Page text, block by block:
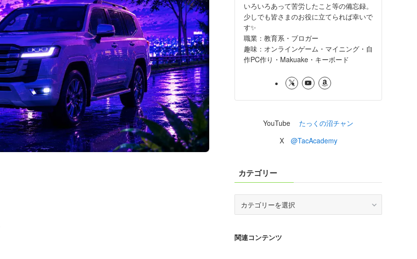
いろいろあって苦労したこと等の備忘録。
少しでも皆さまのお役に立てられば幸いで
す✨
職業：教育系・ブロガー
趣味：オンラインゲーム・マイニング・自
作PC作り・Makuake・キーボード
YouTube たっくの沼チャン
X @TacAcademy
カテゴリー
ー
関連コンテンツ